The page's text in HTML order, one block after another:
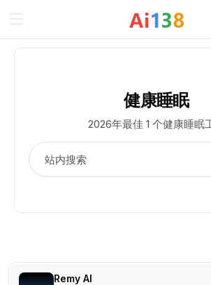
健康睡眠
2026年最佳 1 个健康睡眠
Remy AI